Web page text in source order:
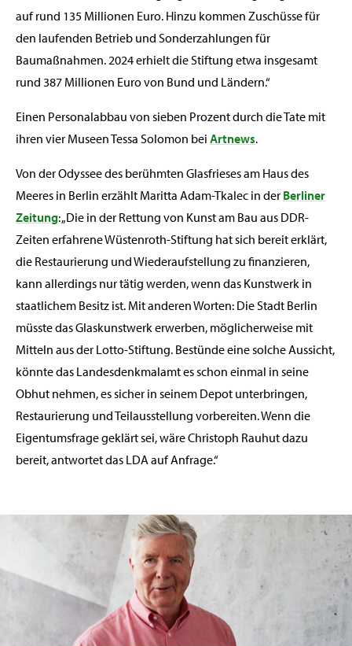
auf rund 135 Millionen Euro. Hinzu kommen Zuschüsse für
den laufenden Betrieb und Sonderzahlungen für
Baumaßnahmen. 2024 erhielt die Stiftung etwa insgesamt
rund 387 Millionen Euro von Bund und Ländern.“
Einen Personalabbau von sieben Prozent durch die Tate mit
ihren vier Museen Tessa Solomon bei Artnews.
Von der Odyssee des berühmten Glasfrieses am Haus des
Meeres in Berlin erzählt Maritta Adam-Tkalec in der Berliner
Zeitung: „Die in der Rettung von Kunst am Bau aus DDR-
Zeiten erfahrene Wüstenroth-Stiftung hat sich bereit erklärt,
die Restaurierung und Wiederaufstellung zu finanzieren,
kann allerdings nur tätig werden, wenn das Kunstwerk in
staatlichem Besitz ist. Mit anderen Worten: Die Stadt Berlin
müsste das Glaskunstwerk erwerben, möglicherweise mit
Mitteln aus der Lotto-Stiftung. Bestünde eine solche Aussicht,
könnte das Landesdenkmalamt es schon einmal in seine
Obhut nehmen, es sicher in seinem Depot unterbringen,
Restaurierung und Teilausstellung vorbereiten. Wenn die
Eigentumsfrage geklärt sei, wäre Christoph Rauhut dazu
bereit, antwortet das LDA auf Anfrage.“